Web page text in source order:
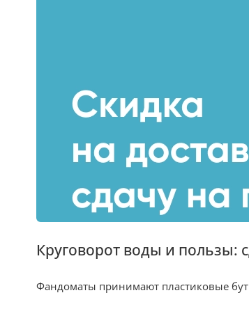
Круговорот воды и пользы:
Фандоматы принимают пластиковые